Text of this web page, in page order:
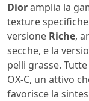
Dioramplia la
texture
versione Riche,
secche, e la
pelli grasse.
OX-C, un attivo
favorisce la